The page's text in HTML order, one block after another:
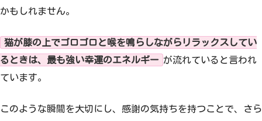
かもしれません。
猫が膝の上でゴロゴロと喉を鳴らしながらリラックスしてい
るときは、最も強い幸運のエネルギー が流れていると言われ
ています。
このような瞬間を大切にし、感謝の気持ちを持つことで、さら